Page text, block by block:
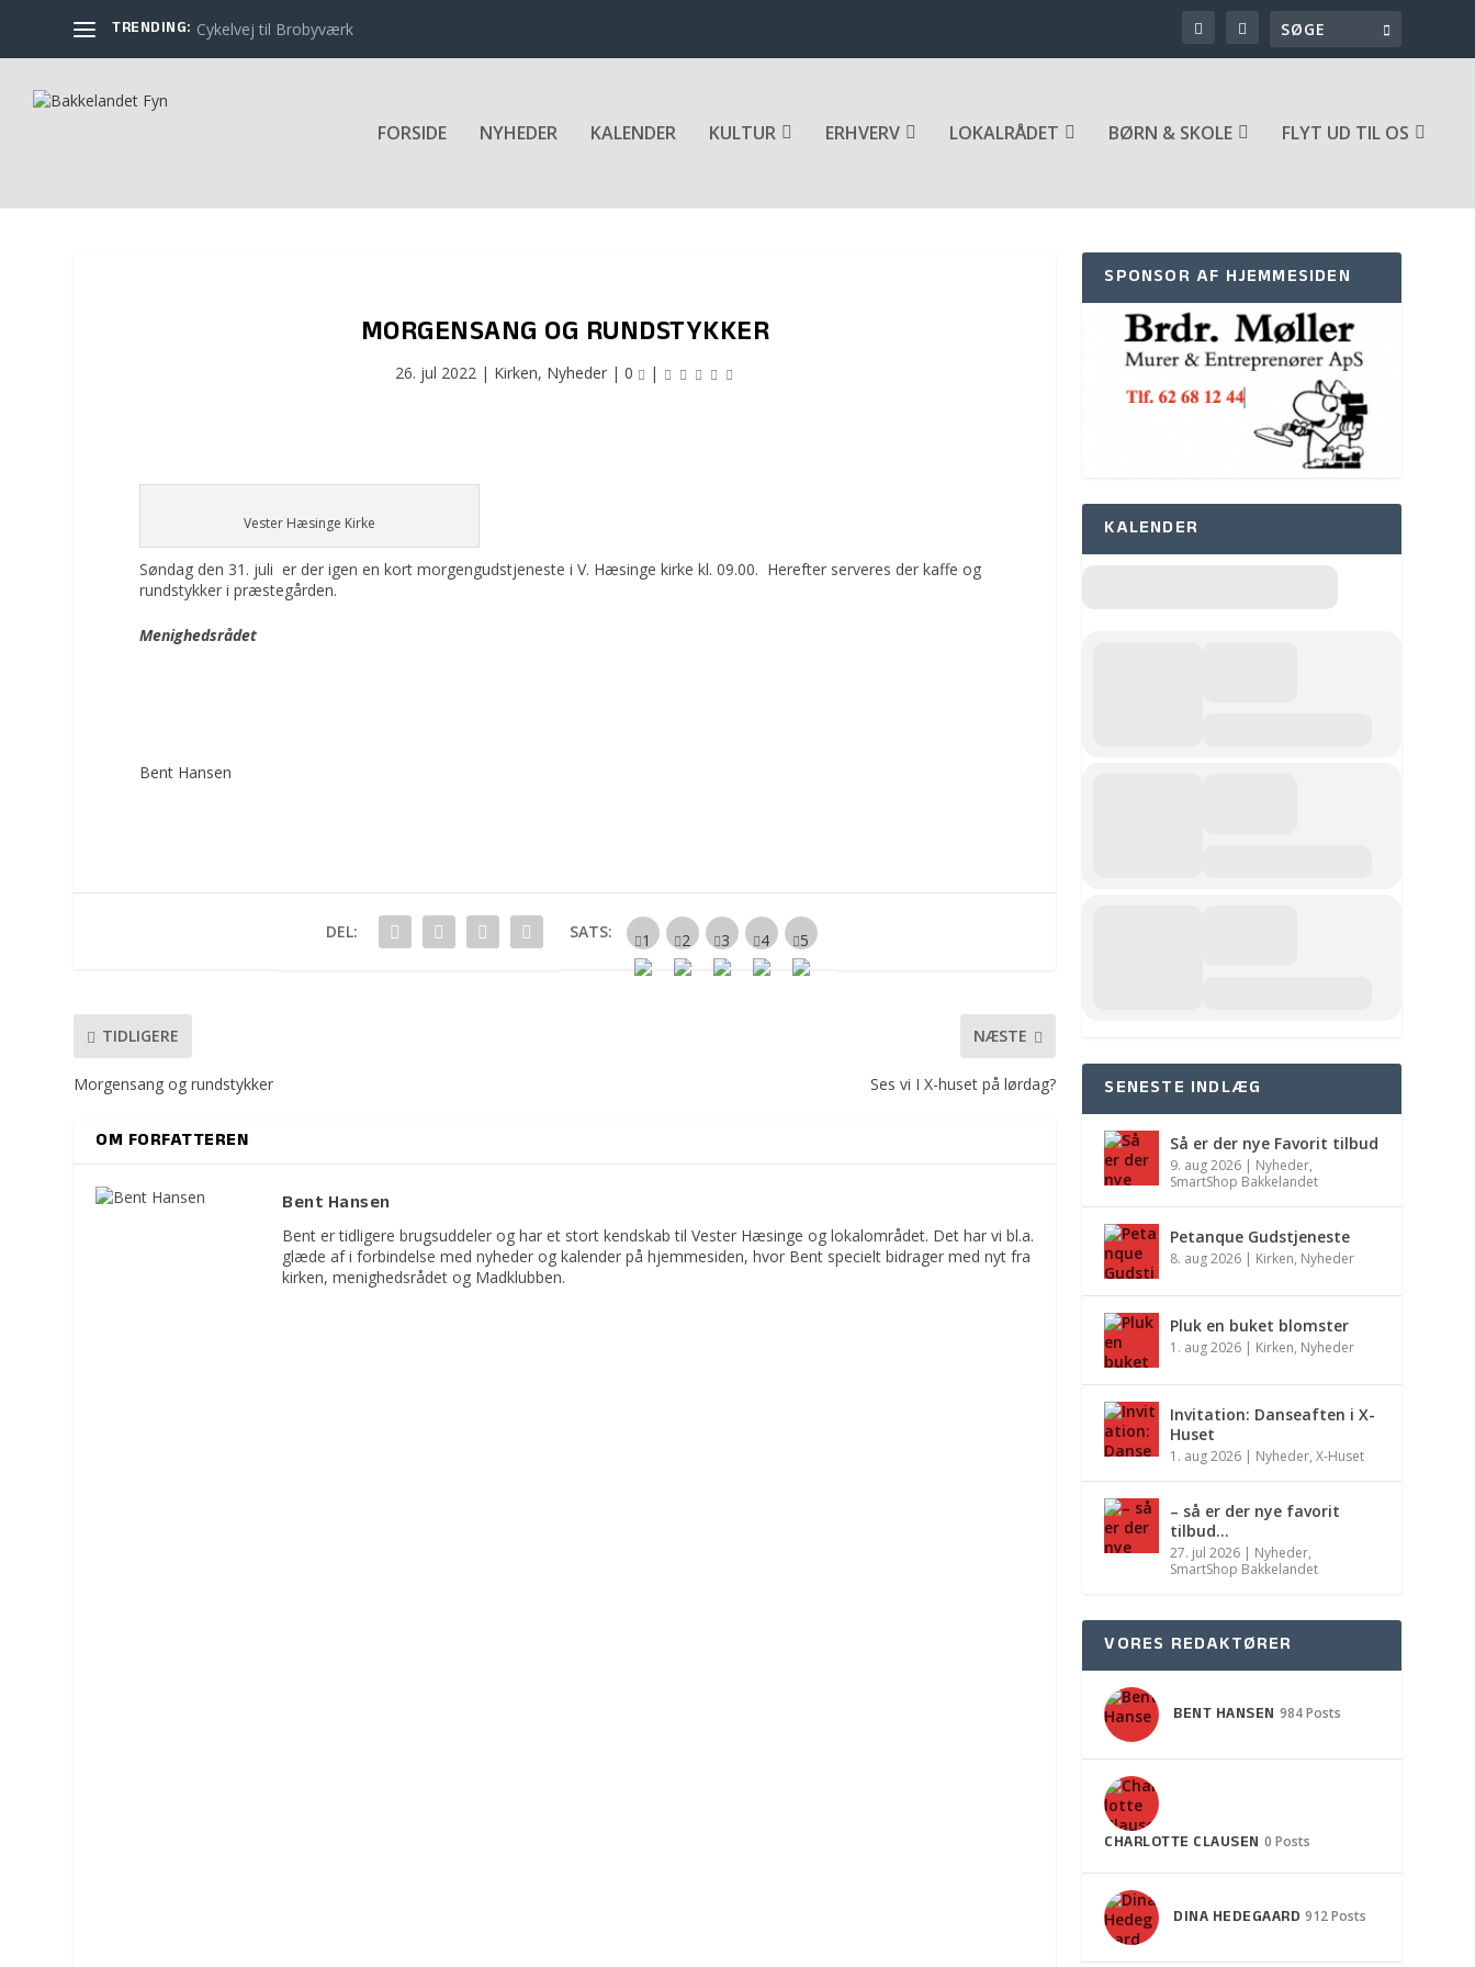
TRENDING: Cykelvej til Brobyværk
FORSIDE NYHEDER KALENDER KULTUR ERHVERV LOKALRÅDET BØRN & SKOLE FLYT UD TIL OS
MORGENSANG OG RUNDSTYKKER
26. jul 2022| Kirken, Nyheder| 0 |
Vester Hæsinge Kirke
Søndag den 31. juli er der igen en kort morgengudstjeneste i V. Hæsinge kirke kl. 09.00. Herefter serveres der kaffe og
rundstykker i præstegården.
Menighedsrådet
Bent Hansen
DEL: SATS:
TIDLIGERE
Morgensang og rundstykker
NÆSTE
Ses vi I X-huset på lørdag?
OM FORFATTEREN
Bent Hansen
Bent er tidligere brugsuddeler og har et stort kendskab til Vester Hæsinge og lokalområdet. Det har vi bl.a.
glæde af i forbindelse med nyheder og kalender på hjemmesiden, hvor Bent specielt bidrager med nyt fra
kirken, menighedsrådet og Madklubben.
SPONSOR AF HJEMMESIDEN
KALENDER
SENESTE INDLÆG
Så er der nye Favorit tilbud
9. aug 2026 | Nyheder,
SmartShop Bakkelandet
Petanque Gudstjeneste
8. aug 2026 | Kirken, Nyheder
Pluk en buket blomster
1. aug 2026 | Kirken, Nyheder
Invitation: Danseaften i X-
Huset
1. aug 2026 | Nyheder,X-Huset
– så er der nye favorit
tilbud…
27. jul 2026 | Nyheder,
SmartShop Bakkelandet
VORES REDAKTØRER
BENT HANSEN 984 Posts
CHARLOTTE CLAUSEN 0 Posts
DINA HEDEGAARD 912 Posts